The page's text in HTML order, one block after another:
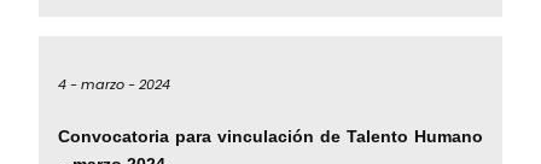
4 -marzo -2024
Convocatoria para vinculación de Talento Humano